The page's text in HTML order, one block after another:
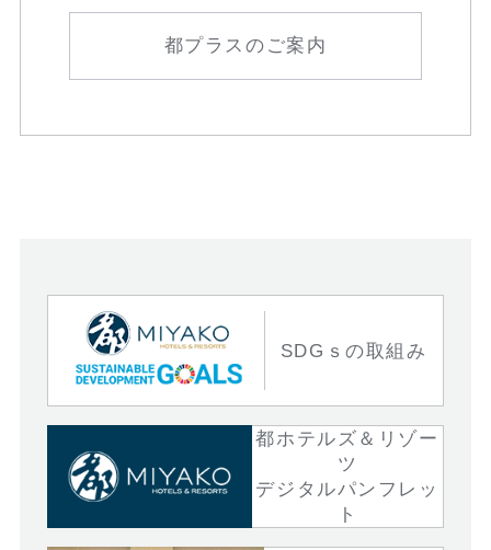
都プラスのご案内
SDGｓの取組み
都ホテルズ＆リゾー
ツ
デジタルパンフレッ
ト